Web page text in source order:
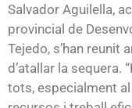
Salvador Aguilella,
provincial de
Tejedo, s’han reunit
d’atallar la sequera.
tots, especialment